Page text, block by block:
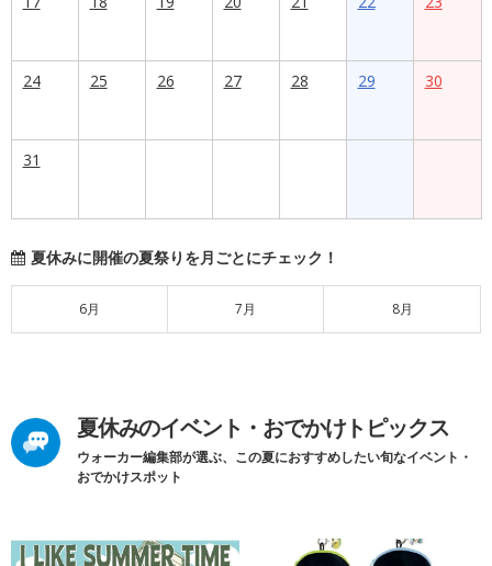
24 25 26 27 28 29 30
31
夏休みに開催の夏祭りを月ごとにチェック！
6月 7月 8月
夏休みのイベント・おでかけトピックス
ウォーカー編集部が選ぶ、この夏におすすめしたい旬なイベント・
おでかけスポット